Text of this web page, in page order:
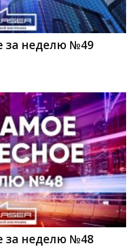
за неделю №49
за неделю №48